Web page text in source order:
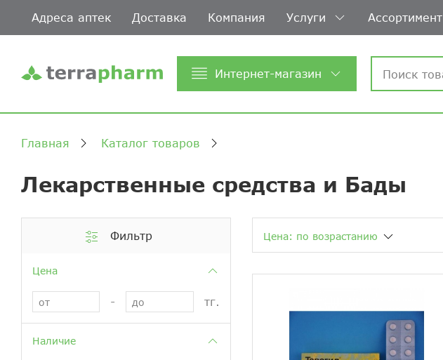
Адреса аптек Доставка Компания Услуги Ассортимент
Интернет-магазин
Главная Каталог товаров
Лекарственные средства и Бады
Фильтр
Цена
- тг.
Наличие
Цена: по возрастанию